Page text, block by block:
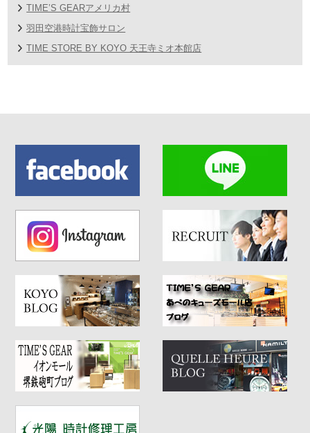
TIME’S GEARアメリカ村
羽田空港時計宝飾サロン
TIME STORE BY KOYO 天王寺ミオ本館店